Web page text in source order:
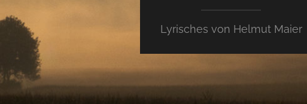
Lyrisches von Helmut Maier